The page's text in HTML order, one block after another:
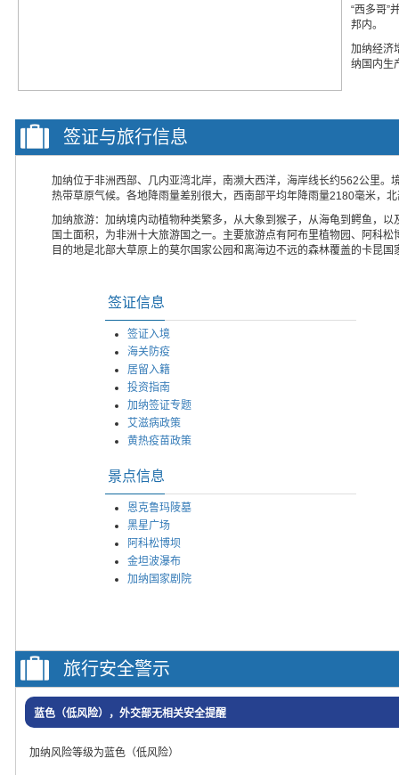
“西多哥”
邦内。
加纳经济
纳国内生
签证与旅行信息
加纳位于非洲西部、几内亚湾北岸，南濒大西洋，海岸线长约562公里
热带草原气候。各地降雨量差别很大，西南部平均年降雨量2180毫米，
加纳旅游：加纳境内动植物种类繁多，从大象到猴子，从海龟到鳄鱼，
国土面积，为非洲十大旅游国之一。主要旅游点有阿布里植物园、阿科
目的地是北部大草原上的莫尔国家公园和离海边不远的森林覆盖的卡昆国
签证信息
签证入境
海关防疫
居留入籍
投资指南
加纳签证专题
艾滋病政策
黄热疫苗政策
景点信息
恩克鲁玛陵墓
黑星广场
阿科松博坝
金坦波瀑布
加纳国家剧院
旅行安全警示
蓝色（低风险），外交部无相关安全提醒
加纳风险等级为蓝色（低风险）